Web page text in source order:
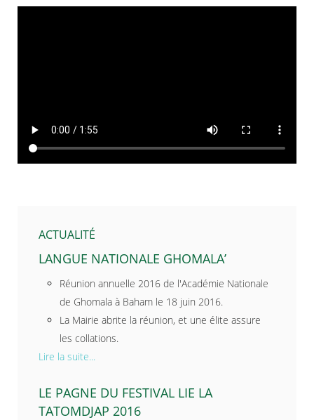
ACTUALITÉ
LANGUE NATIONALE GHOMALA’
Réunion annuelle 2016 de l'Académie Nationale
de Ghomala à Baham le 18 juin 2016.
La Mairie abrite la réunion, et une élite assure
les collations.
Lire la suite...
LE PAGNE DU FESTIVAL LIE LA
TATOMDJAP 2016